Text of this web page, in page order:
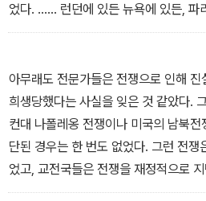
었다. …… 런던에 있든 뉴욕에 있든, 파
가들 사이에서는 금본위제가 거의 종
― 1. 프롤로그 中
아무래도 전문가들은 전쟁으로 인해 진
희생당했다는 사실을 잊은 것 같았다.
컨대 나폴레옹 전쟁이나 미국의 남북
단된 경우는 한 번도 없었다. 그런 전쟁
었고, 교전국들은 전쟁을 재정적으로
동원했다. 세금을 거두거나 돈을 빌리